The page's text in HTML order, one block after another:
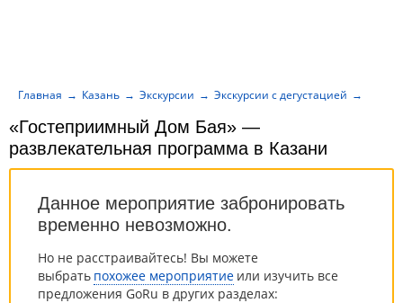
Данное мероприятие забронировать
временно невозможно.
Но не расстраивайтесь! Вы можете
выбрать похожее мероприятие или изучить все
предложения GoRu в других разделах:
«Гостеприимный Дом Бая» —
развлекательная программа в Казани
Главная Казань Экскурсии Экскурсии с дегустацией